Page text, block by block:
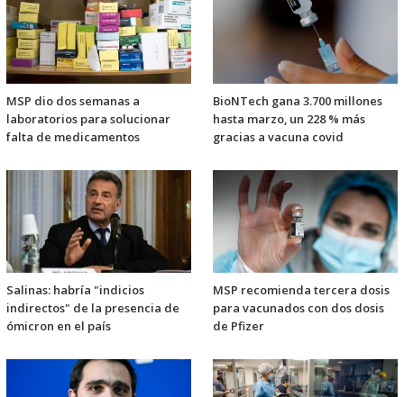
MSP dio dos semanas a
laboratorios para solucionar
falta de medicamentos
BioNTech gana 3.700 millones
hasta marzo, un 228 % más
gracias a vacuna covid
Salinas: habría "indicios
indirectos" de la presencia de
ómicron en el país
MSP recomienda tercera dosis
para vacunados con dos dosis
de Pfizer